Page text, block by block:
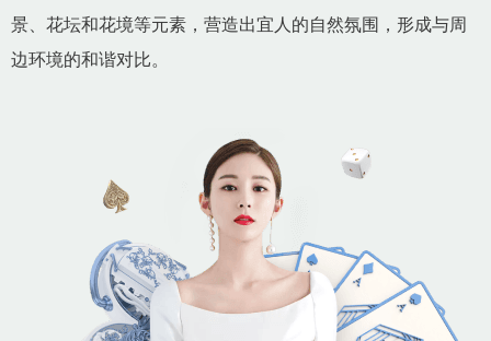
景、花坛和花境等元素，营造出宜人的自然氛围，形成与周
边环境的和谐对比。